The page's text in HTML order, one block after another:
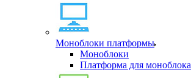
Моноблоки платформы
Моноблоки
Платформа для моноблока